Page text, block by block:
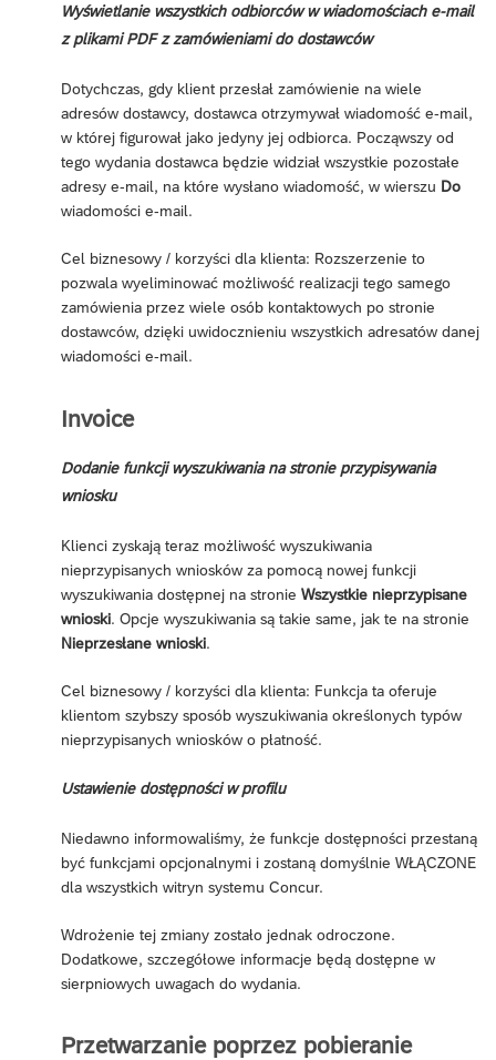
Wyświetlanie wszystkich odbiorców w wiadomościach e-mail
z plikami PDF z zamówieniami do dostawców
Dotychczas, gdy klient przesłał zamówienie na wiele
adresów dostawcy, dostawca otrzymywał wiadomość e-mail,
w której figurował jako jedyny jej odbiorca. Począwszy od
tego wydania dostawca będzie widział wszystkie pozostałe
adresy e-mail, na które wysłano wiadomość, w wierszu Do
wiadomości e-mail.
Cel biznesowy / korzyści dla klienta: Rozszerzenie to
pozwala wyeliminować możliwość realizacji tego samego
zamówienia przez wiele osób kontaktowych po stronie
dostawców, dzięki uwidocznieniu wszystkich adresatów danej
wiadomości e-mail.
Invoice
Dodanie funkcji wyszukiwania na stronie przypisywania
wniosku
Klienci zyskają teraz możliwość wyszukiwania
nieprzypisanych wniosków za pomocą nowej funkcji
wyszukiwania dostępnej na stronie Wszystkie nieprzypisane
wnioski. Opcje wyszukiwania są takie same, jak te na stronie
Nieprzesłane wnioski.
Cel biznesowy / korzyści dla klienta: Funkcja ta oferuje
klientom szybszy sposób wyszukiwania określonych typów
nieprzypisanych wniosków o płatność.
Ustawienie dostępności w profilu
Niedawno informowaliśmy, że funkcje dostępności przestaną
być funkcjami opcjonalnymi i zostaną domyślnie WŁĄCZONE
dla wszystkich witryn systemu Concur.
Wdrożenie tej zmiany zostało jednak odroczone.
Dodatkowe, szczegółowe informacje będą dostępne w
sierpniowych uwagach do wydania.
Przetwarzanie poprzez pobieranie